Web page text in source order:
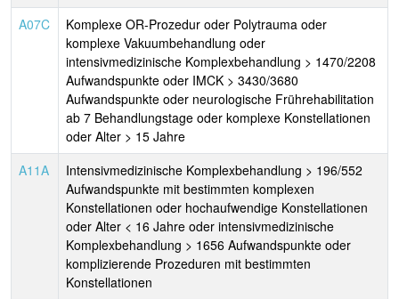
A07C
Komplexe OR-Prozedur oder Polytrauma oder
komplexe Vakuumbehandlung oder
intensivmedizinische Komplexbehandlung > 1470/2208
Aufwandspunkte oder IMCK > 3430/3680
Aufwandspunkte oder neurologische Frührehabilitation
ab 7 Behandlungstage oder komplexe Konstellationen
oder Alter > 15 Jahre
A11A
Intensivmedizinische Komplexbehandlung > 196/552
Aufwandspunkte mit bestimmten komplexen
Konstellationen oder hochaufwendige Konstellationen
oder Alter < 16 Jahre oder intensivmedizinische
Komplexbehandlung > 1656 Aufwandspunkte oder
komplizierende Prozeduren mit bestimmten
Konstellationen